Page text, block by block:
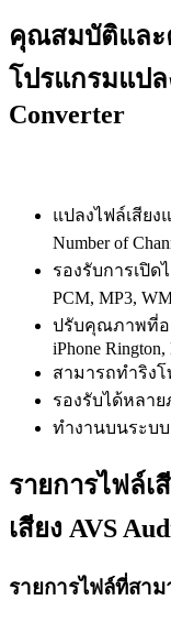
คุณสมบัติและ
โปรแกรมแปล
Converter
แปลงไฟล์เสียง
Number of
รองรับการเปิด
PCM, MP3,
ปรับคุณภาพที่อ
iPhone
สามารถทำริงโ
รองรับได้หลา
ทำงานบนระบบ
รายการไฟล์เ
เสียง AVS
รายการไฟล์ที่สา